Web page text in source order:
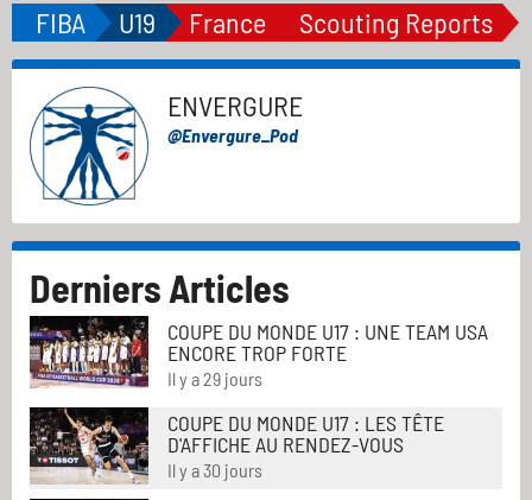
FIBA U19 France Scouting Reports
ENVERGURE
@Envergure_Pod
Derniers Articles
COUPE DU MONDE U17 : UNE TEAM USA
ENCORE TROP FORTE
Il y a 29 jours
COUPE DU MONDE U17 : LES TÊTE
D'AFFICHE AU RENDEZ-VOUS
Il y a 30 jours